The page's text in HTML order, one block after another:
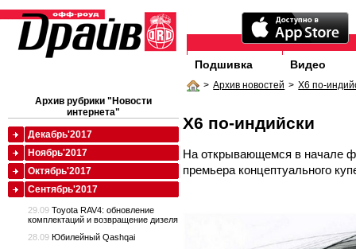
Подшивка Видео
> Архив новостей > X6 по-
X6 по-индийски
На открывающемся в начале
премьера концептуального
Архив рубрики "Новости
интернета"
Декабрь'2017
Ноябрь'2017
Октябрь'2017
Сентябрь'2017
29.09 Toyota RAV4: обновление
комплектаций и возвращение дизеля
28.09 Юбилейный Qashqai